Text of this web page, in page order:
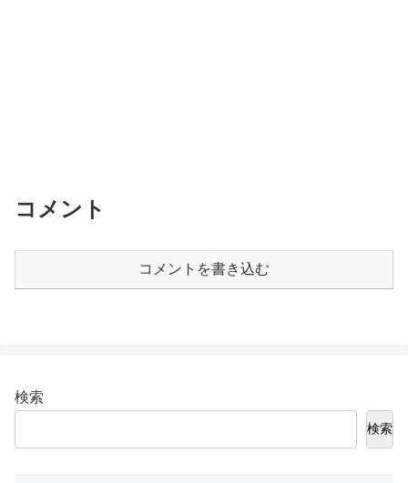
コメント
コメントを書き込む
検索
検索